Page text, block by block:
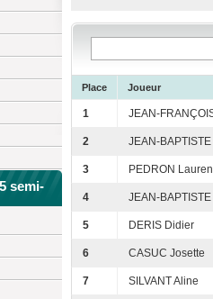
semi-
Place Joueur
1 JEAN-
2 JEAN-
3 PEDRON
4 JEAN-
5 DERIS Didier
6 CASUC Josette
7 SILVANT Aline